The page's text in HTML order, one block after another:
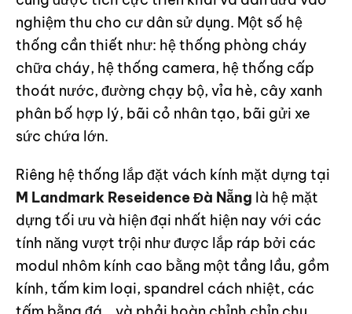
nghiệm thu cho cư dân sử dụng. Một số hệ
thống cần thiết như: hệ thống phòng cháy
chữa cháy, hệ thống camera, hệ thống cấp
thoát nước, đường chạy bộ, vỉa hè, cây xanh
phân bố hợp lý, bãi cỏ nhân tạo, bãi gửi xe
sức chứa lớn.
Riêng hệ thống lắp đặt vách kính mặt dựng tại
M Landmark Reseidence Đà Nẵng là hệ mặt
dựng tối ưu và hiện đại nhất hiện nay với các
tính năng vượt trội như được lắp ráp bởi các
modul nhôm kính cao bằng một tầng lầu, gồm
kính, tấm kim loại, spandrel cách nhiệt, các